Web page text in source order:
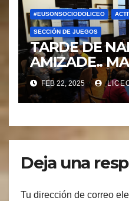
#EUSONSOCIODOLICEO
SECCIÓN DE JUEGOS
TARDE DE
AMIZADE..
CHICHÓN.
FEB 22, 2025
Deja una
Tu dirección de correo